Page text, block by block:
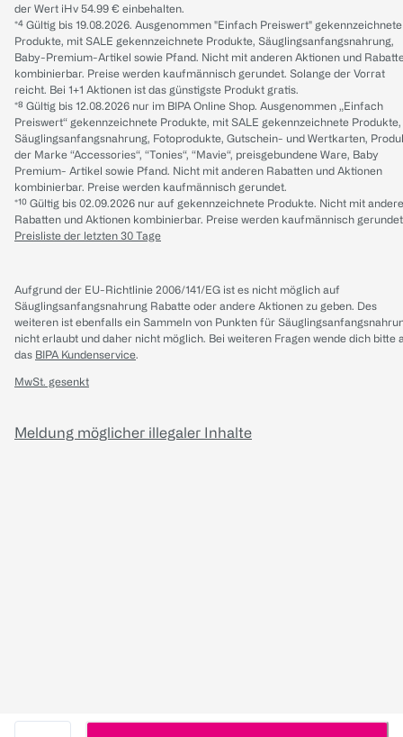
der Wert iHv 54.99 € einbehalten.
*⁴ Gültig bis 19.08.2026. Ausgenommen "Einfach Preiswert" gekennzeichnete
Produkte, mit SALE gekennzeichnete Produkte, Säuglingsanfangsnahrung,
Baby-Premium-Artikel sowie Pfand. Nicht mit anderen Aktionen und
kombinierbar. Preise werden kaufmännisch gerundet. Solange der Vorrat
reicht. Bei 1+1 Aktionen ist das günstigste Produkt gratis.
*⁸ Gültig bis 12.08.2026 nur im BIPA Online Shop. Ausgenommen „Einfach
Preiswert“ gekennzeichnete Produkte, mit SALE gekennzeichnete Produkte,
Säuglingsanfangsnahrung, Fotoprodukte, Gutschein- und Wertkarten,
der Marke “Accessories“, “Tonies“, “Mavie“, preisgebundene Ware, Baby
Premium- Artikel sowie Pfand. Nicht mit anderen Rabatten und Aktionen
kombinierbar. Preise werden kaufmännisch gerundet.
*¹⁰ Gültig bis 02.09.2026 nur auf gekennzeichnete Produkte. Nicht mit
Rabatten und Aktionen kombinierbar. Preise werden kaufmännisch
Preisliste der letzten 30 Tage
Aufgrund der EU-Richtlinie 2006/141/EG ist es nicht möglich auf
Säuglingsanfangsnahrung Rabatte oder andere Aktionen zu geben. Des
weiteren ist ebenfalls ein Sammeln von Punkten für
nicht erlaubt und daher nicht möglich. Bei weiteren Fragen wende dich bitte
das BIPA Kundenservice.
MwSt. gesenkt
Meldung möglicher illegaler Inhalte